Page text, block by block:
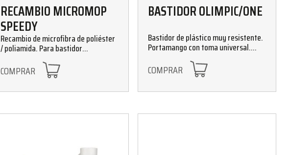
RECAMBIO MICROMOP
SPEEDY
Recambio de microfibra de poliéster
/ poliamida. Para bastidor
COMPRAR
BASTIDOR OLIMPIC/ONE
Bastidor de plástico muy resistente.
Portamango con toma universal.
Para mopas Micronet o Micromop
Petaca. Tamaño: 40x11
COMPRAR